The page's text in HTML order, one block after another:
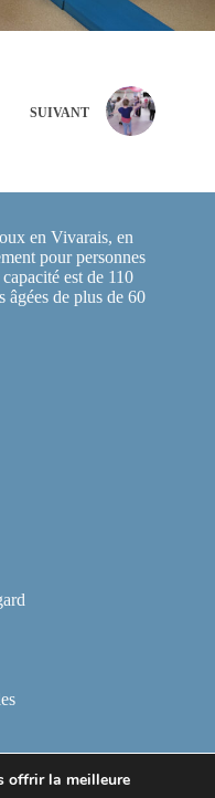
SUIVANT
en Vivarais, en
pour personnes
est de 110
âgées de plus de 60
offrir la meilleure